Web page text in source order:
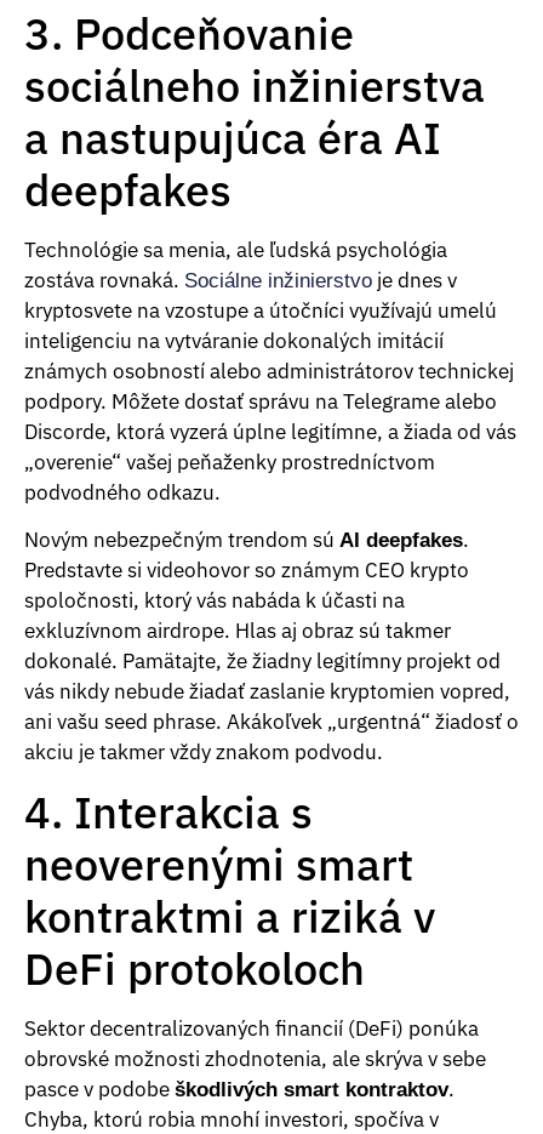
3. Podceňovanie
sociálneho inžinierstva
a nastupujúca éra AI
deepfakes
Technológie sa menia, ale ľudská psychológia
zostáva rovnaká. Sociálne inžinierstvo je dnes v
kryptosvete na vzostupe a útočníci využívajú umelú
inteligenciu na vytváranie dokonalých imitácií
známych osobností alebo administrátorov technickej
podpory. Môžete dostať správu na Telegrame alebo
Discorde, ktorá vyzerá úplne legitímne, a žiada od vás
„overenie“ vašej peňaženky prostredníctvom
podvodného odkazu.
Novým nebezpečným trendom sú AI deepfakes.
Predstavte si videohovor so známym CEO krypto
spoločnosti, ktorý vás nabáda k účasti na
exkluzívnom airdrope. Hlas aj obraz sú takmer
dokonalé. Pamätajte, že žiadny legitímny projekt od
vás nikdy nebude žiadať zaslanie kryptomien vopred,
ani vašu seed phrase. Akákoľvek „urgentná“ žiadosť o
akciu je takmer vždy znakom podvodu.
4. Interakcia s
neoverenými smart
kontraktmi a riziká v
DeFi protokoloch
Sektor decentralizovaných financií (DeFi) ponúka
obrovské možnosti zhodnotenia, ale skrýva v sebe
pasce v podobe škodlivých smart kontraktov.
Chyba, ktorú robia mnohí investori, spočíva v